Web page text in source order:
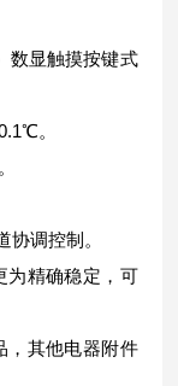
数显触摸按键式
。
协调控制。
为精确稳定，可
，其他电器附件